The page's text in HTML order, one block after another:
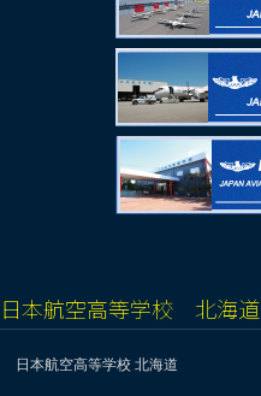
日本航空高等学校 北海道
日本航空高等学校 北海道